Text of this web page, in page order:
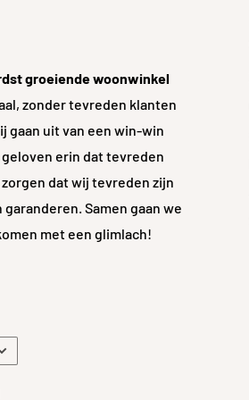
groeiende woonwinkel
zonder tevreden klanten
gaan uit van een win-win
erin dat tevreden
dat wij tevreden zijn
garanderen. Samen gaan we
met een glimlach!